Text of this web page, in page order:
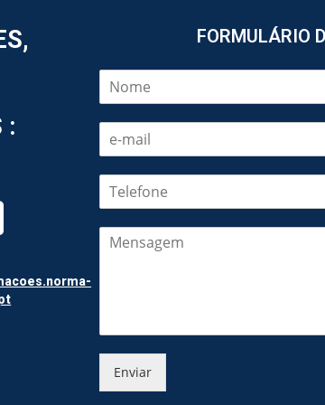
:
FORMULÁRIO
Enviar